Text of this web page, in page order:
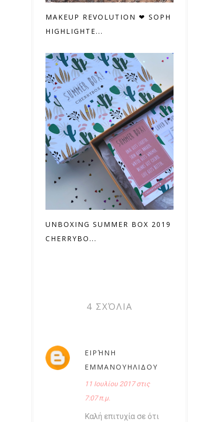
MAKEUP REVOLUTION ❤ SOPH
HIGHLIGHTE...
UNBOXING SUMMER BOX 2019 ♡
CHERRYBO...
4 ΣΧΌΛΙΑ
ΕΙΡΉΝΗ
ΕΜΜΑΝΟΥΗΛΙΔΟΥ
11 Ιουλίου 2017 στις
7:07 π.μ.
Καλή επιτυχία σε ότι